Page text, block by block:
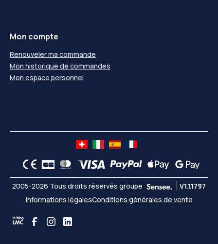
Mon compte
Renouveler ma commande
Mon historique de commandes
Mon espace personnel
2005-2026 Tous droits réservés groupe
V1.1.1797
Informations légalesConditions générales de vente